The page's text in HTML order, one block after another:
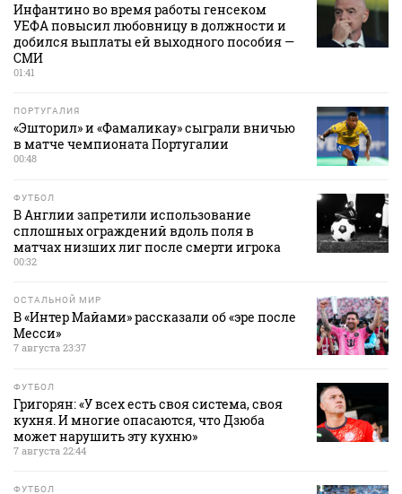
Инфантино во время работы генсеком
УЕФА повысил любовницу в должности и
добился выплаты ей выходного пособия —
СМИ
01:41
ПОРТУГАЛИЯ
«Эшторил» и «Фамаликау» сыграли вничью
в матче чемпионата Португалии
00:48
ФУТБОЛ
В Англии запретили использование
сплошных ограждений вдоль поля в
матчах низших лиг после смерти игрока
00:32
ОСТАЛЬНОЙ МИР
В «Интер Майами» рассказали об «эре после
Месси»
7 августа 23:37
ФУТБОЛ
Григорян: «У всех есть своя система, своя
кухня. И многие опасаются, что Дзюба
может нарушить эту кухню»
7 августа 22:44
ФУТБОЛ